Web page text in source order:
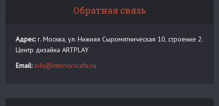
Обратная связь
Адрес:г. Москва, ул. Нижняя Сыромятническая 10, строение 2.
Центр дизайна ARTPLAY
Email: info@interiorscafe.ru